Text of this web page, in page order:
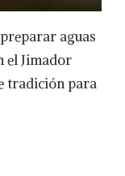
aguas
el Jimador
tradición para